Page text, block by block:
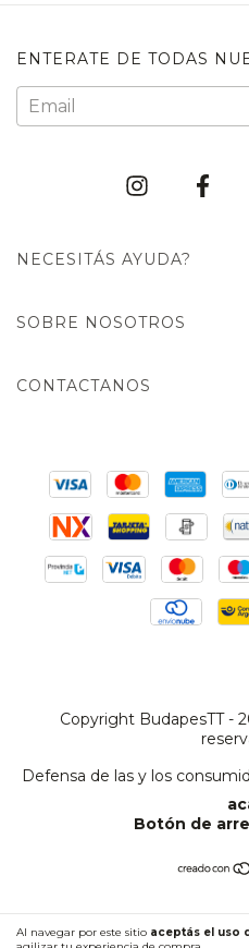
Al navegar por este sitio aceptás el uso
ENTERATE DE TODAS
NECESITÁS AYUDA?
SOBRE NOSOTROS
CONTACTANOS
Copyright BudapesTT -
Defensa de las y los
Botón de